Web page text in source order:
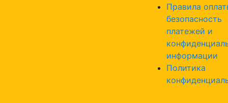
Правила
безопасность
платежей и
информации
Политика